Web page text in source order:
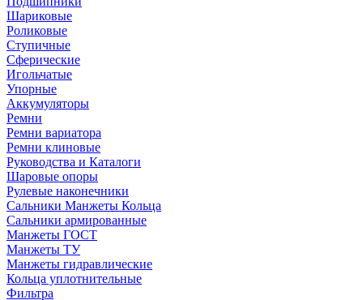
Шариковые
Роликовые
Ступичные
Сферические
Игольчатые
Упорные
Аккумуляторы
Ремни
Ремни вариатора
Ремни клиновые
Руководства и Каталоги
Шаровые опоры
Рулевые наконечники
Сальники Манжеты Кольца
Сальники армированные
Манжеты ГОСТ
Манжеты ТУ
Манжеты гидравлические
Кольца уплотнительные
Фильтра